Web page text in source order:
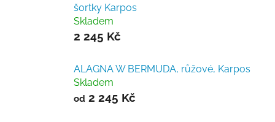
šortky Karpos
Skladem
2 245 Kč
ALAGNA W BERMUDA, růžové, Karpos
Skladem
od 2 245 Kč